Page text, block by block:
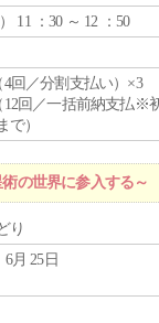
） 11 ：30 ～ 12 ：50
4回／分割支払い）×3
12回／一括前納支払※
で）
の世界に参入する～
り
月 25日